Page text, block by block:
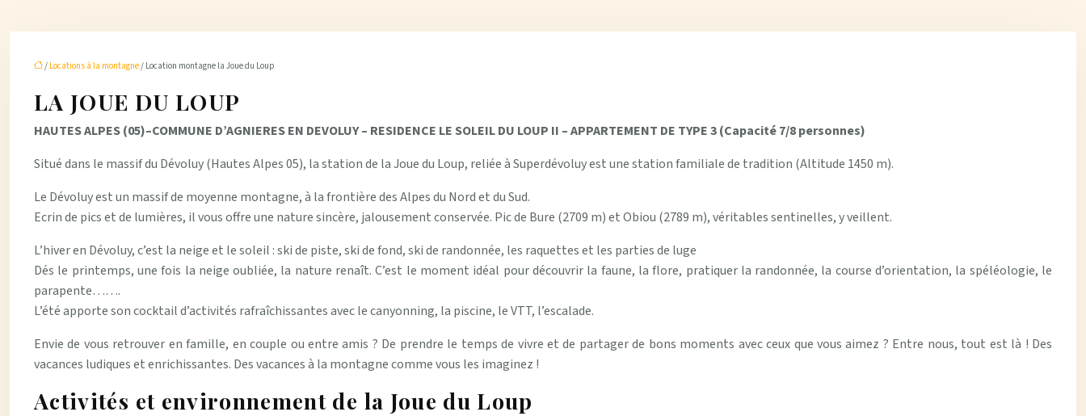
/ Locations à la montagne/ Location montagne la Joue du Loup
LA JOUE DU LOUP
HAUTES ALPES (05)–COMMUNE D’AGNIERES EN DEVOLUY – RESIDENCE LE SOLEIL DU LOUP II – APPARTEMENT DE TYPE 3 (Capacité 7/8 personnes)
Situé dans le massif du Dévoluy (Hautes Alpes 05), la station de la Joue du Loup, reliée à Superdévoluy est une station familiale de tradition (Altitude 1450 m).
Le Dévoluy est un massif de moyenne montagne, à la frontière des Alpes du Nord et du Sud.
Ecrin de pics et de lumières, il vous offre une nature sincère, jalousement conservée. Pic de Bure (2709 m) et Obiou (2789 m), véritables sentinelles, y veillent.
L’hiver en Dévoluy, c’est la neige et le soleil : ski de piste, ski de fond, ski de randonnée, les raquettes et les parties de luge
Dés le printemps, une fois la neige oubliée, la nature renaît. C’est le moment idéal pour découvrir la faune, la flore, pratiquer la randonnée, la course d’orientation, la spéléologie, le
parapente…….
L’été apporte son cocktail d’activités rafraîchissantes avec le canyonning, la piscine, le VTT, l’escalade.
Envie de vous retrouver en famille, en couple ou entre amis ? De prendre le temps de vivre et de partager de bons moments avec ceux que vous aimez ? Entre nous, tout est là ! Des
vacances ludiques et enrichissantes. Des vacances à la montagne comme vous les imaginez !
Activités et environnement de la Joue du Loup